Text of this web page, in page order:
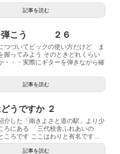
記事を読む
弾こう ２６
つづいてピックの使い方だけど ま
握ってみよう そのときどれくらい
・・・実際にギターを弾きながら確
記事を読む
うですか ２
介した「南きよさと道の駅」より少
ろにある 「三代校舎ふれあいの
ころです ここはわりと有名です...
記事を読む